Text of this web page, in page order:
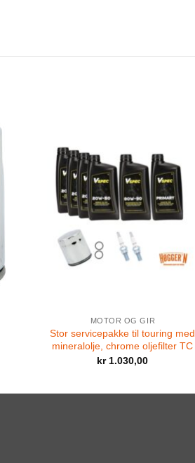
MOTOR OG GIR
Stor servicepakke til touring med
mineralolje, chrome oljefilter TC
kr1.030,00